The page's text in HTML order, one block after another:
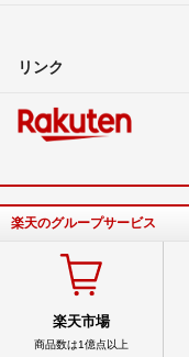
リンク
楽天のグループサービス
楽天市場
商品数は1億点以上